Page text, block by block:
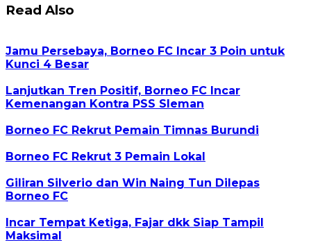
Read Also
Jamu Persebaya, Borneo FC Incar 3 Poin untuk
Kunci 4 Besar
Lanjutkan Tren Positif, Borneo FC Incar
Kemenangan Kontra PSS Sleman
Borneo FC Rekrut Pemain Timnas Burundi
Borneo FC Rekrut 3 Pemain Lokal
Giliran Silverio dan Win Naing Tun Dilepas
Borneo FC
Incar Tempat Ketiga, Fajar dkk Siap Tampil
Maksimal